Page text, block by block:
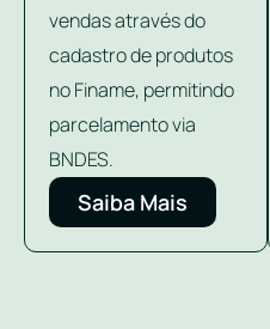
vendas através do
cadastro de produtos
no Finame, permitindo
parcelamento via
BNDES.
Saiba Mais